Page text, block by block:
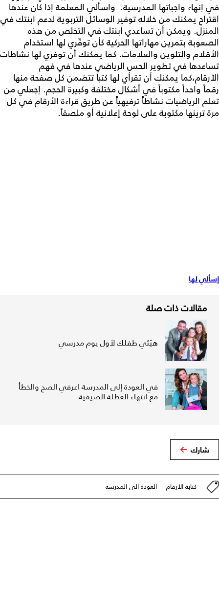
في إنهاء واجباتها المدرسية. واسألي المعلمة إذا كان عندها
اقتراح يمكنك من خلاله توفير الوسائل التربوية لدعم ابنتك في
المنزل. ويمكن أن تساعدي ابنتك في التخلص من هذه
الصعوبة بتمرين مهاراتها الحركية كأن توفّري لها استخدام
الأقلام والتلوين والعلامات. كما يمكنك أن توفري لها نشاطات
تساعدها في تطوير الحس الرياضي عندها في فهم
الأرقام،كما يمكنك أن تقرأي لها كتباً تتضمن كل صفحة منها
رقماً واحداً مكتوباً في أشكال مختلفة وكبيرة الحجم. إجعلي من
تعلم الرياضيات نشاطاً ترفيهياً عن طريق قراءة الأرقام في كل
مرة ترينها مكتوبة على لوحة إعلانية أو ملصقاً.
إسألي لها
مقالات ذات صلة
هيّئي طفلك لأول يوم مدرسي
في العودة إلى المدرسة اعرفي الصح والخطأ
مع انتهاء العطلة الصيفية
شارك
كتابة الأرقام العودة الى المدرسة